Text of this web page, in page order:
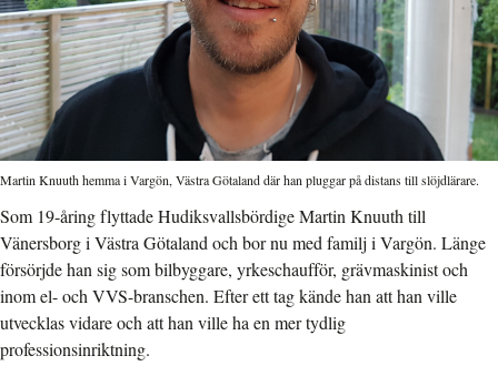
Martin Knuuth hemma i Vargön, Västra Götaland där han pluggar på distans till slöjdlärare.
Som 19-åring flyttade Hudiksvallsbördige Martin Knuuth till
Vänersborg i Västra Götaland och bor nu med familj i Vargön. Länge
försörjde han sig som bilbyggare, yrkeschaufför, grävmaskinist och
inom el- och VVS-branschen. Efter ett tag kände han att han ville
utvecklas vidare och att han ville ha en mer tydlig
professionsinriktning.